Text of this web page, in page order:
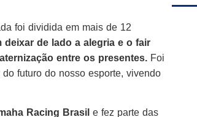
foi dividida em mais de 12
deixar de lado a alegria e o fair
entre os presentes. Foi
futuro do nosso esporte, vivendo
Racing Brasil e fez parte das